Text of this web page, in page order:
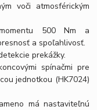
voči atmosférickým
500 Nm a
a spoľahlivosť.
prekážky.
spínačmi pre
jednotkou (HK7024)
má nastaviteľnú